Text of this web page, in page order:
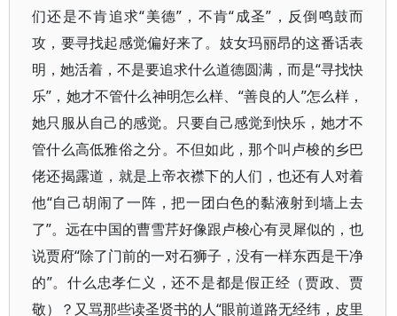
们还是不肯追求“美德”，不肯“成圣”，反倒鸣鼓而
攻，要寻找起感觉偏好来了。妓女玛丽昂的这番话表
明，她活着，不是要追求什么道德圆满，而是“寻找快
乐”，她才不管什么神明怎么样、“善良的人”怎么样，
她只服从自己的感觉。只要自己感觉到快乐，她才不
管什么高低雅俗之分。不但如此，那个叫卢梭的乡巴
佬还揭露道，就是上帝衣襟下的人们，也还有人对着
他“自己胡闹了一阵，把一团白色的黏液射到墙上去
了”。远在中国的曹雪芹好像跟卢梭心有灵犀似的，也
说贾府“除了门前的一对石狮子，没有一样东西是干净
的”。什么忠孝仁义，还不是都是假正经（贾政、贾
敬）？又骂那些读圣贤书的人“眼前道路无经纬，皮里